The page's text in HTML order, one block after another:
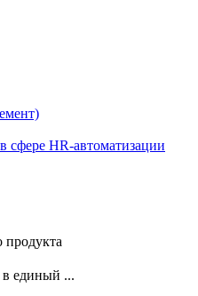
сфере HR-автоматизации
продукта
в единый ...